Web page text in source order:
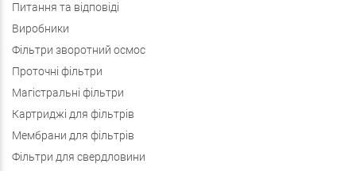
Питання та відповіді
Виробники
Фільтри зворотний осмос
Проточні фільтри
Магістральні фільтри
Картриджі для фільтрів
Мембрани для фільтрів
Фільтри для свердловини